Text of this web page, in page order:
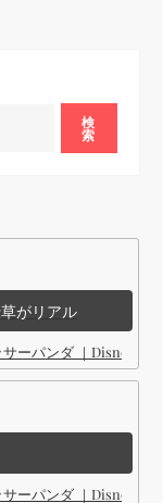
検
索
がリアル
サーパンダ ｜Disney (
サーパンダ ｜Disney (